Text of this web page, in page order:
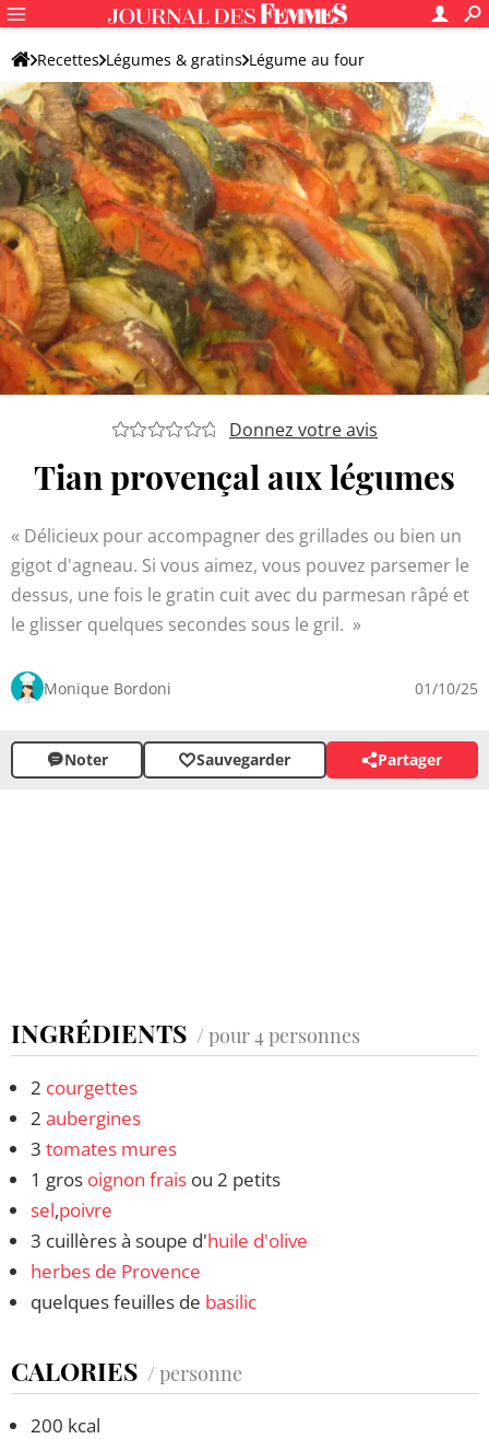
Recettes Légumes & gratins Légume au four
Tian de légume
Donnez votre avis
Tian provençal aux légumes
Délicieux pour accompagner des grillades ou bien un
gigot d'agneau. Si vous aimez, vous pouvez parsemer le
dessus, une fois le gratin cuit avec du parmesan râpé et
le glisser quelques secondes sous le gril.
Monique Bordoni 01/10/25
Noter Sauvegarder Partager
INGRÉDIENTS / pour 4 personnes
2 courgettes
2 aubergines
3 tomates mures
1 gros oignon frais ou 2 petits
sel,poivre
3 cuillères à soupe d'huile d'olive
herbes de Provence
quelques feuilles de basilic
CALORIES / personne
200 kcal